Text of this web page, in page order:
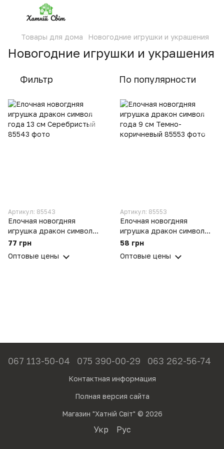
Товары для дома Новогодние игрушки и украшения
Новогодние игрушки и украшения
Фильтр По популярности
Артикул: 85543
Елочная новогдняя
игрушка дракон символ
года 13 см Серебристый
77 грн
Оптовые цены
Артикул: 85553
Елочная новогдняя
игрушка дракон символ
года 9 см Темно-
58 грн
Оптовые цены
067 113-50-04 075 390-00-29 063 262-56-74
Контактная информация
Полная версия сайта
Магазин "Хатній Світ" © 2026
Укр Рус